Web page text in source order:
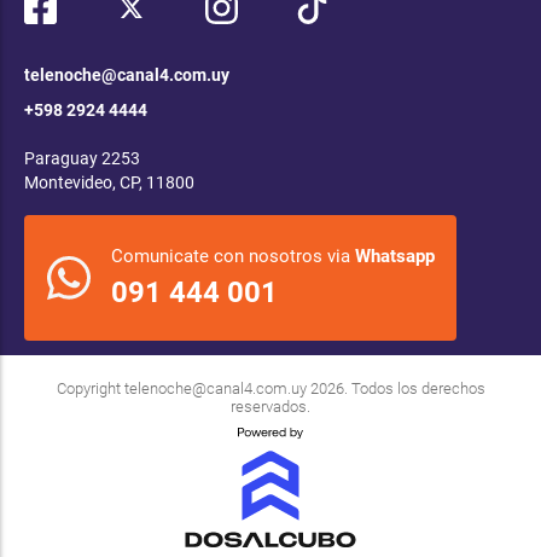
telenoche@canal4.com.uy
+598 2924 4444
Paraguay 2253
Montevideo, CP, 11800
Comunicate con nosotros via Whatsapp
091 444 001
Copyright telenoche@canal4.com.uy2026. Todos los derechos
reservados.